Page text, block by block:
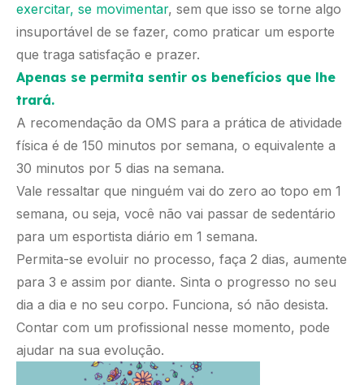
exercitar, se movimentar, sem que isso se torne algo
insuportável de se fazer, como praticar um esporte
que traga satisfação e prazer.
Apenas se permita sentir os benefícios que lhe
trará.
A recomendação da OMS para a prática de atividade
física é de 150 minutos por semana, o equivalente a
30 minutos por 5 dias na semana.
Vale ressaltar que ninguém vai do zero ao topo em 1
semana, ou seja, você não vai passar de sedentário
para um esportista diário em 1 semana.
Permita-se evoluir no processo, faça 2 dias, aumente
para 3 e assim por diante. Sinta o progresso no seu
dia a dia e no seu corpo. Funciona, só não desista.
Contar com um profissional nesse momento, pode
ajudar na sua evolução.